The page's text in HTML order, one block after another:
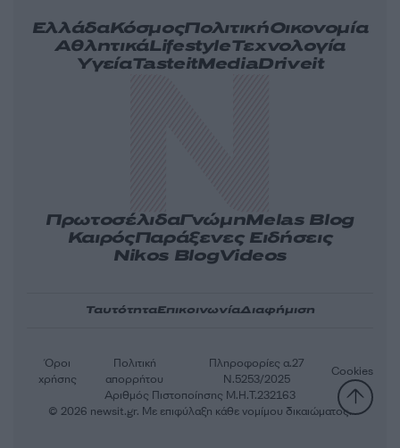
ΕλλάδαΚόσμοςΠολιτικήΟικονομία
ΑθλητικάLifestyleΤεχνολογία
ΥγείαTasteitMediaDriveit
ΠρωτοσέλιδαΓνώμηMelas Blog
ΚαιρόςΠαράξενες Ειδήσεις
Nikos BlogVideos
ΤαυτότηταΕπικοινωνίαΔιαφήμιση
Αριθμός Πιστοποίησης Μ.Η.Τ.232163
Όροι
χρήσης
Πολιτική
απορρήτου
Πληροφορίες α.27
Ν.5253/2025
Cookies
© 2026 newsit.gr. Με επιφύλαξη κάθε νομίμου δικαιώματος.